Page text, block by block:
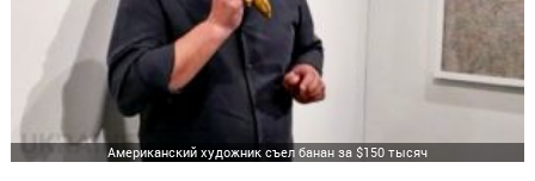
Американский художник съел банан за $150 тысяч